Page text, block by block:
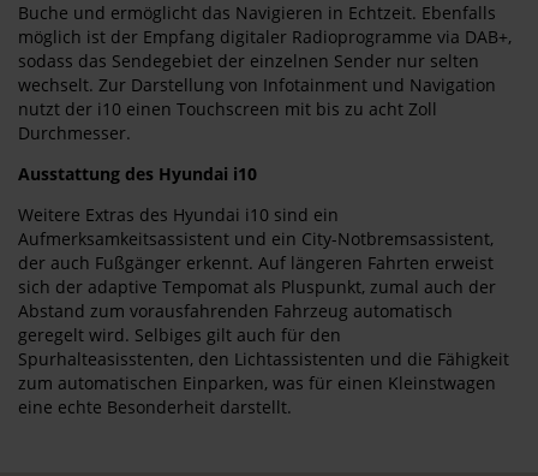
Buche und ermöglicht das Navigieren in Echtzeit. Ebenfalls
möglich ist der Empfang digitaler Radioprogramme via DAB+,
sodass das Sendegebiet der einzelnen Sender nur selten
wechselt. Zur Darstellung von Infotainment und Navigation
nutzt der i10 einen Touchscreen mit bis zu acht Zoll
Durchmesser.
Ausstattung des Hyundai i10
Weitere Extras des Hyundai i10 sind ein
Aufmerksamkeitsassistent und ein City-Notbremsassistent,
der auch Fußgänger erkennt. Auf längeren Fahrten erweist
sich der adaptive Tempomat als Pluspunkt, zumal auch der
Abstand zum vorausfahrenden Fahrzeug automatisch
geregelt wird. Selbiges gilt auch für den
Spurhalteasisstenten, den Lichtassistenten und die Fähigkeit
zum automatischen Einparken, was für einen Kleinstwagen
eine echte Besonderheit darstellt.